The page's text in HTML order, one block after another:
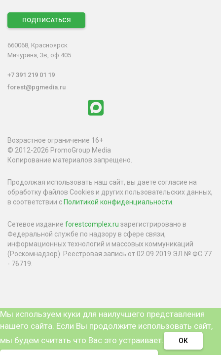
ПОДПИСАТЬСЯ
660068, Красноярск
Мичурина, 3в, оф.405
+7 391 219 01 19
forest@pgmedia.ru
Возрастное ограничение 16+
© 2012-2026 PromoGroup Media
Копирование материалов запрещено.
Продолжая использовать наш сайт, вы даете согласие на
обработку файлов Cookies и других пользовательских данных,
в соответствии с Политикой конфиденциальности.
Сетевое издание forestcomplex.ru зарегистрировано в
Федеральной службе по надзору в сфере связи,
информационных технологий и массовых коммуникаций
(Роскомнадзор). Реестровая запись от 02.09.2019 ЭЛ № ФС 77
- 76719.
Мы используем куки для наилучшего представления
нашего сайта. Если Вы продолжите использовать сайт,
мы будем считать что Вас это устраивает.
ОК